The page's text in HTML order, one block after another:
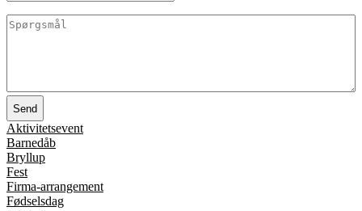
Spørgsmål(Påkrævet)
Aktivitetsevent
Barnedåb
Bryllup
Fest
Firma-arrangement
Fødselsdag